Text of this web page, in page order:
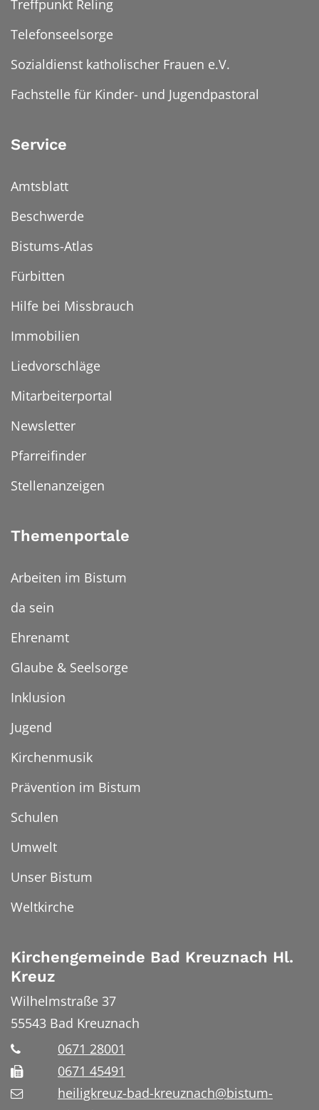
Treffpunkt Reling
Telefonseelsorge
Sozialdienst katholischer Frauen e.V.
Fachstelle für Kinder- und Jugendpastoral
Service
Amtsblatt
Beschwerde
Bistums-Atlas
Fürbitten
Hilfe bei Missbrauch
Immobilien
Liedvorschläge
Mitarbeiterportal
Newsletter
Pfarreifinder
Stellenanzeigen
Themenportale
Arbeiten im Bistum
da sein
Ehrenamt
Glaube & Seelsorge
Inklusion
Jugend
Kirchenmusik
Prävention im Bistum
Schulen
Umwelt
Unser Bistum
Weltkirche
Kirchengemeinde Bad Kreuznach Hl.
Kreuz
Wilhelmstraße 37
55543 Bad Kreuznach
0671 28001
0671 45491
heiligkreuz-bad-kreuznach@bistum-